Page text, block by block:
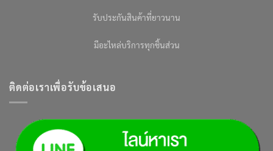
รับประกันสินค้าที่ยาวนาน
มีอะไหล่บริการทุกชิ้นส่วน
ติดต่อเราเพื่อรับข้อเสนอ